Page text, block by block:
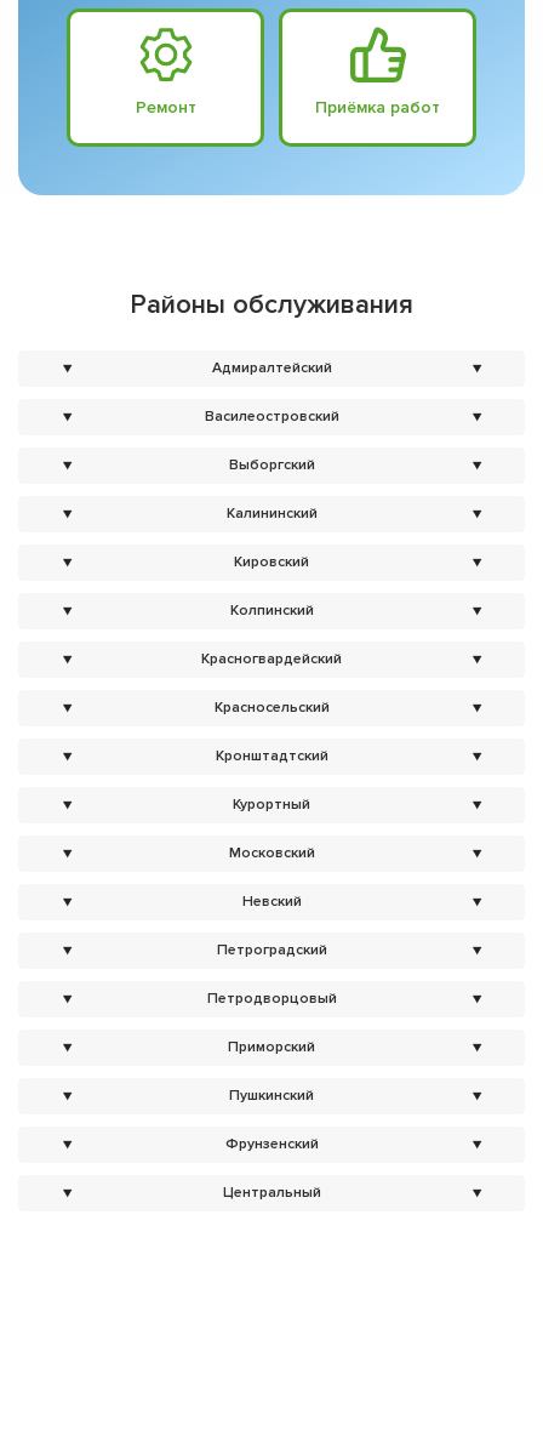
Ремонт Приёмка работ
Районы обслуживания
▼ Адмиралтейский ▼
▼ Василеостровский ▼
▼ Выборгский ▼
▼ Калининский ▼
▼ Кировский ▼
▼ Колпинский ▼
▼ Красногвардейский ▼
▼ Красносельский ▼
▼ Кронштадтский ▼
▼ Курортный ▼
▼ Московский ▼
▼ Невский ▼
▼ Петроградский ▼
▼ Петродворцовый ▼
▼ Приморский ▼
▼ Пушкинский ▼
▼ Фрунзенский ▼
▼ Центральный ▼